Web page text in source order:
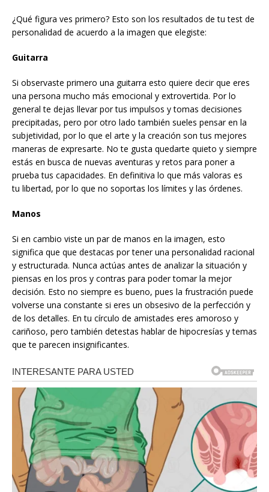
¿Qué figura ves primero? Esto son los resultados de tu test de
personalidad de acuerdo a la imagen que elegiste:
Guitarra
Si observaste primero una guitarra esto quiere decir que eres
una persona mucho más emocional y extrovertida. Por lo
general te dejas llevar por tus impulsos y tomas decisiones
precipitadas, pero por otro lado también sueles pensar en la
subjetividad, por lo que el arte y la creación son tus mejores
maneras de expresarte. No te gusta quedarte quieto y siempre
estás en busca de nuevas aventuras y retos para poner a
prueba tus capacidades. En definitiva lo que más valoras es
tu libertad, por lo que no soportas los límites y las órdenes.
Manos
Si en cambio viste un par de manos en la imagen, esto
significa que que destacas por tener una personalidad racional
y estructurada. Nunca actúas antes de analizar la situación y
piensas en los pros y contras para poder tomar la mejor
decisión. Esto no siempre es bueno, pues la frustración puede
volverse una constante si eres un obsesivo de la perfección y
de los detalles. En tu círculo de amistades eres amoroso y
cariñoso, pero también detestas hablar de hipocresías y temas
que te parecen insignificantes.